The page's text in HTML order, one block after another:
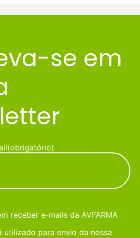
se em
(obrigatório)
receber e-mails da AVFARMA
utilizado para envio da nossa